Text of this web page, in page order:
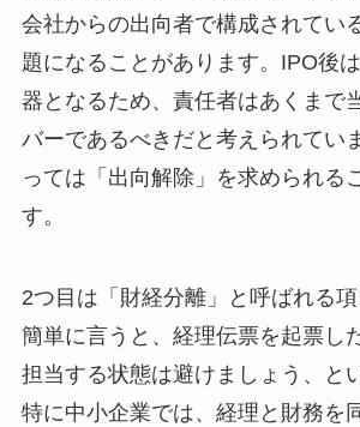
会社からの出向者で構成されてい
題になることがあります。IPO後
器となるため、責任者はあくまで
バーであるべきだと考えられてい
っては「出向解除」を求められる
す。
2つ目は「財経分離」と呼ばれる項
簡単に言うと、経理伝票を起票し
担当する状態は避けましょう、と
特に中小企業では、経理と財務を